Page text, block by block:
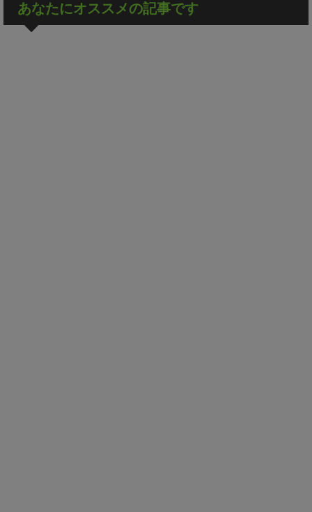
あなたにオススメの記事です